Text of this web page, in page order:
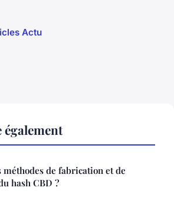
Actu
méthodes de fabrication et de
hash CBD ?